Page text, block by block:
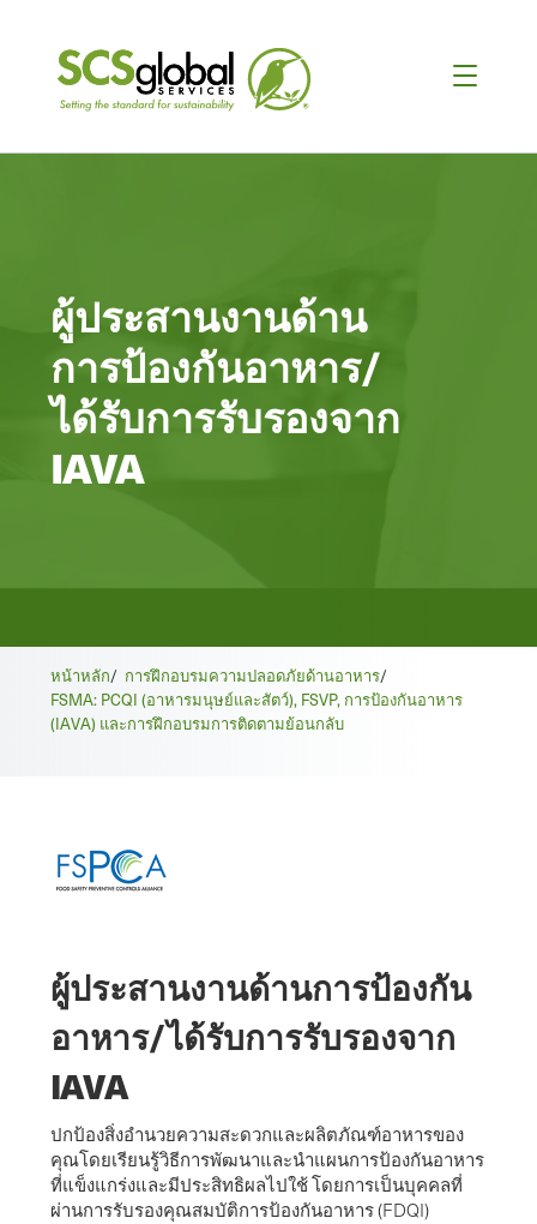
ผู้ประสานงานด้าน
การป้องกันอาหาร/
ได้รับการรับรองจาก
IAVA
หน้าหลัก/ การฝึกอบรมความปลอดภัยด้านอาหาร/
FSMA: PCQI (อาหารมนุษย์และสัตว์), FSVP, การป้องกันอาหาร
(IAVA) และการฝึกอบรมการติดตามย้อนกลับ
ผู้ประสานงานด้านการป้องกัน
อาหาร/ได้รับการรับรองจาก
IAVA
ปกป้องสิ่งอำนวยความสะดวกและผลิตภัณฑ์อาหารของ
คุณโดยเรียนรู้วิธีการพัฒนาและนำแผนการป้องกันอาหาร
ที่แข็งแกร่งและมีประสิทธิผลไปใช้ โดยการเป็นบุคคลที่
ผ่านการรับรองคุณสมบัติการป้องกันอาหาร (FDQI)